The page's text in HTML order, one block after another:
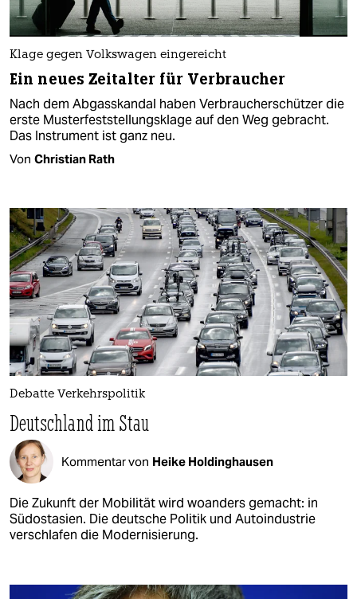
Klage gegen Volkswagen eingereicht
Ein neues Zeitalter für Verbraucher
Nach dem Abgasskandal haben Verbraucherschützer die
erste Musterfeststellungsklage auf den Weg gebracht.
Das Instrument ist ganz neu.
Von Christian Rath
Debatte Verkehrspolitik
Deutschland im Stau
Kommentar von Heike Holdinghausen
Die Zukunft der Mobilität wird woanders gemacht: in
Südostasien. Die deutsche Politik und Autoindustrie
verschlafen die Modernisierung.